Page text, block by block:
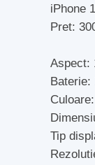
iPhone
Pret:
Aspect:
Baterie:
Tip